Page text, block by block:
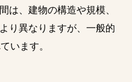
は、建物の構造や規模、
り異なりますが、一般的
います。